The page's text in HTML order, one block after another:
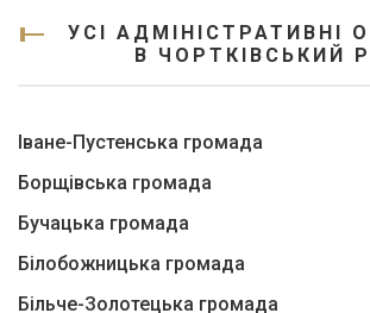
УСІ АДМІНІСТРАТИВНІ
В ЧОРТКІВСЬКИЙ
Іване-Пустенська громада
Борщівська громада
Бучацька громада
Білобожницька громада
Більче-Золотецька громада